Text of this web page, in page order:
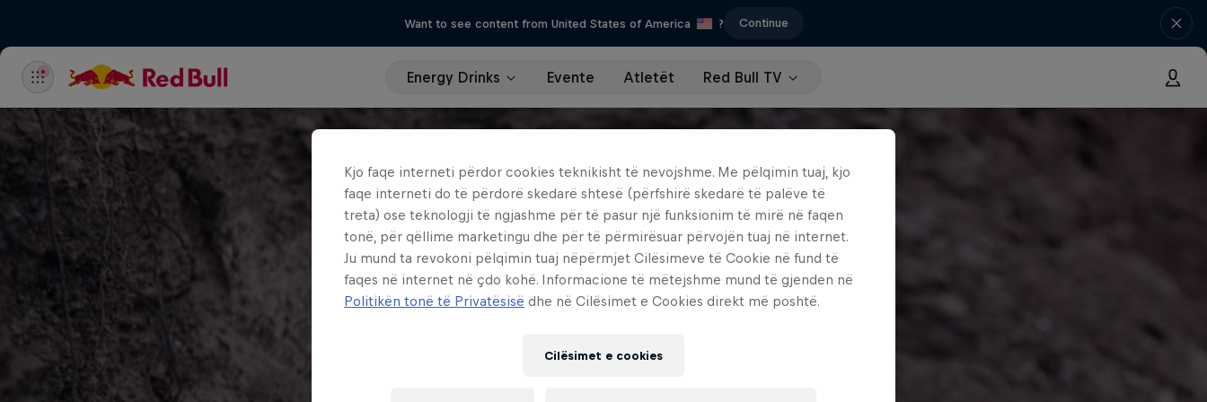
Want to see content from United States of America ? Continue
Energy Drinks Evente Atletët Red Bull TV
Kjo faqe interneti përdor cookies teknikisht të nevojshme. Me pëlqimin tuaj, kjo
faqe interneti do të përdorë skedarë shtesë (përfshirë skedarë të palëve të
treta) ose teknologji të ngjashme për të pasur një funksionim të mirë në faqen
tonë, për qëllime marketingu dhe për të përmirësuar përvojën tuaj në internet.
Ju mund ta revokoni pëlqimin tuaj nëpërmjet Cilësimeve të Cookie në fund të
faqes në internet në çdo kohë. Informacione të mëtejshme mund të gjenden në
Politikën tonë të Privatësisë dhe në Cilësimet e Cookies direkt më poshtë.
Cilësimet e cookies